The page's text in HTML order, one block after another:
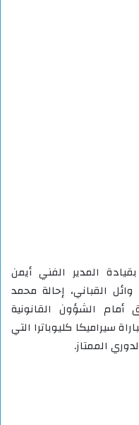
المدير الفني أيمن
القباني، إحالة محمد
الشؤون القانونية
سيراميكا كليوباترا التي